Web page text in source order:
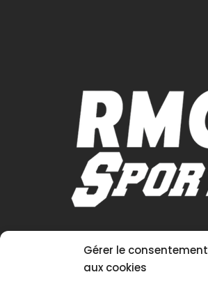
Gérer le consentement
aux cookies